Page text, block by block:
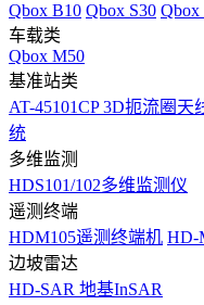
Qbox B10 Qbox S30 Qbox
车载类
Qbox M50
基准站类
AT-45101CP 3D扼流圈天
统
多维监测
HDS101/102多维监测仪
遥测终端
HDM105遥测终端机 HD-
边坡雷达
HD-SAR 地基InSAR